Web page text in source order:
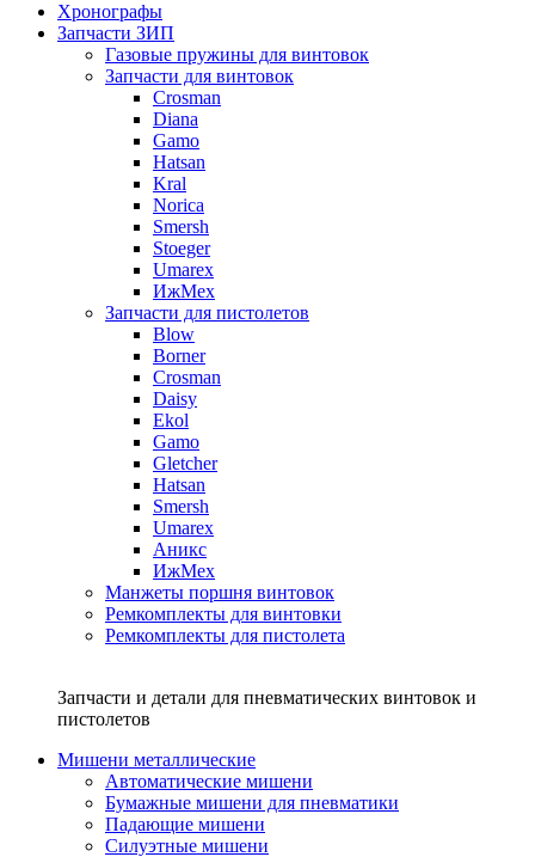
Хронографы
Запчасти ЗИП
Газовые пружины для винтовок
Запчасти для винтовок
Crosman
Diana
Gamo
Hatsan
Kral
Norica
Smersh
Stoeger
Umarex
ИжМех
Запчасти для пистолетов
Blow
Borner
Crosman
Daisy
Ekol
Gamo
Gletcher
Hatsan
Smersh
Umarex
Аникс
ИжМех
Манжеты поршня винтовок
Ремкомплекты для винтовки
Ремкомплекты для пистолета
Запчасти и детали для пневматических винтовок и
пистолетов
Мишени металлические
Автоматические мишени
Бумажные мишени для пневматики
Падающие мишени
Силуэтные мишени